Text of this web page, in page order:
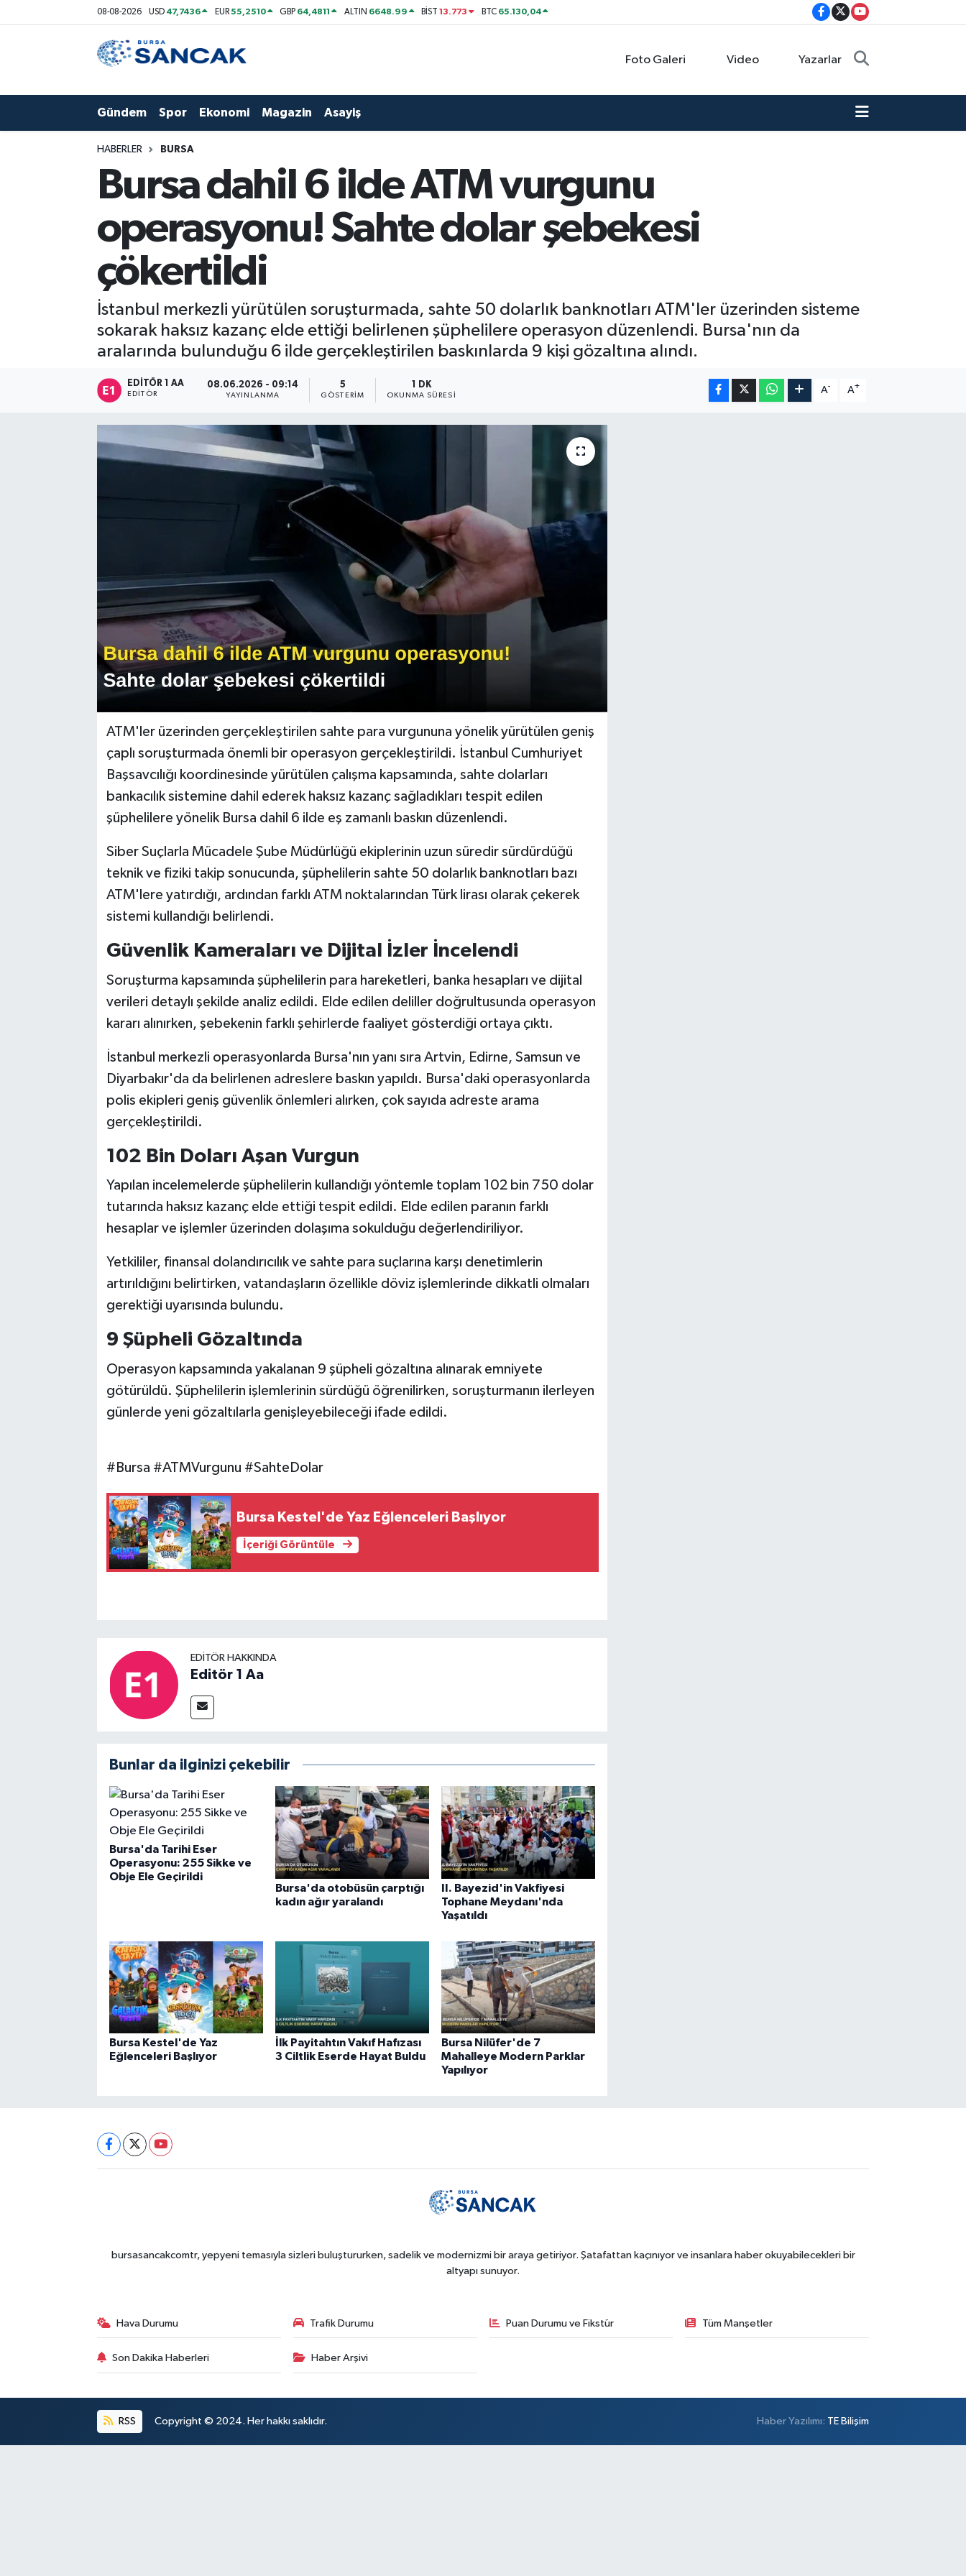
08-08-2026 USD 47,7436 EUR55,2510 GBP 64,4811 ALTIN 6648.99 BİST13.773 BTC 65.130,04
Foto Galeri Video Yazarlar
Gündem Spor Ekonomi Magazin Asayiş
HABERLER BURSA
Bursa dahil 6 ilde ATM vurgunu
operasyonu! Sahte dolar şebekesi
çökertildi
İstanbul merkezli yürütülen soruşturmada, sahte 50 dolarlık banknotları ATM'ler üzerinden sisteme
sokarak haksız kazanç elde ettiği belirlenen şüphelilere operasyon düzenlendi. Bursa'nın da
aralarında bulunduğu 6 ilde gerçekleştirilen baskınlarda 9 kişi gözaltına alındı.
EDITÖR 1 AA
EDITÖR
08.06.2026 - 09:14
YAYINLANMA
5
GÖSTERIM
1 DK
OKUNMA SÜRESI
A- A+
ATM'ler üzerinden gerçekleştirilen sahte para vurgununa yönelik yürütülen geniş
çaplı soruşturmada önemli bir operasyon gerçekleştirildi. İstanbul Cumhuriyet
Başsavcılığı koordinesinde yürütülen çalışma kapsamında, sahte dolarları
bankacılık sistemine dahil ederek haksız kazanç sağladıkları tespit edilen
şüphelilere yönelik Bursa dahil 6 ilde eş zamanlı baskın düzenlendi.
Siber Suçlarla Mücadele Şube Müdürlüğü ekiplerinin uzun süredir sürdürdüğü
teknik ve fiziki takip sonucunda, şüphelilerin sahte 50 dolarlık banknotları bazı
ATM'lere yatırdığı, ardından farklı ATM noktalarından Türk lirası olarak çekerek
sistemi kullandığı belirlendi.
Güvenlik Kameraları ve Dijital İzler İncelendi
Soruşturma kapsamında şüphelilerin para hareketleri, banka hesapları ve dijital
verileri detaylı şekilde analiz edildi. Elde edilen deliller doğrultusunda operasyon
kararı alınırken, şebekenin farklı şehirlerde faaliyet gösterdiği ortaya çıktı.
İstanbul merkezli operasyonlarda Bursa'nın yanı sıra Artvin, Edirne, Samsun ve
Diyarbakır'da da belirlenen adreslere baskın yapıldı. Bursa'daki operasyonlarda
polis ekipleri geniş güvenlik önlemleri alırken, çok sayıda adreste arama
gerçekleştirildi.
102 Bin Doları Aşan Vurgun
Yapılan incelemelerde şüphelilerin kullandığı yöntemle toplam 102 bin 750 dolar
tutarında haksız kazanç elde ettiği tespit edildi. Elde edilen paranın farklı
hesaplar ve işlemler üzerinden dolaşıma sokulduğu değerlendiriliyor.
Yetkililer, finansal dolandırıcılık ve sahte para suçlarına karşı denetimlerin
artırıldığını belirtirken, vatandaşların özellikle döviz işlemlerinde dikkatli olmaları
gerektiği uyarısında bulundu.
9 Şüpheli Gözaltında
Operasyon kapsamında yakalanan 9 şüpheli gözaltına alınarak emniyete
götürüldü. Şüphelilerin işlemlerinin sürdüğü öğrenilirken, soruşturmanın ilerleyen
günlerde yeni gözaltılarla genişleyebileceği ifade edildi.
#Bursa #ATMVurgunu #SahteDolar
Bursa Kestel'de Yaz Eğlenceleri Başlıyor
İçeriği Görüntüle
EDITÖR HAKKINDA
Editör 1 Aa
Bunlar da ilginizi çekebilir
Bursa'da Tarihi Eser
Operasyonu: 255 Sikke ve
Obje Ele Geçirildi
Bursa'da otobüsün çarptığı
kadın ağır yaralandı
II. Bayezid'in Vakfiyesi
Tophane Meydanı'nda
Yaşatıldı
Bursa Kestel'de Yaz
Eğlenceleri Başlıyor
İlk Payitahtın Vakıf Hafızası
3 Ciltlik Eserde Hayat Buldu
Bursa Nilüfer'de 7
Mahalleye Modern Parklar
Yapılıyor
bursasancakcomtr, yepyeni temasıyla sizleri buluştururken, sadelik ve modernizmi bir araya getiriyor. Şatafattan kaçınıyor ve insanlara haber okuyabilecekleri bir
altyapı sunuyor.
Hava Durumu Trafik Durumu Puan Durumu ve Fikstür Tüm Manşetler
Son Dakika Haberleri Haber Arşivi
RSS Copyright © 2024. Her hakkı saklıdır. Haber Yazılımı: TE Bilişim
Hava Durumu
Son Dakika Haberleri
Haber Arşivi